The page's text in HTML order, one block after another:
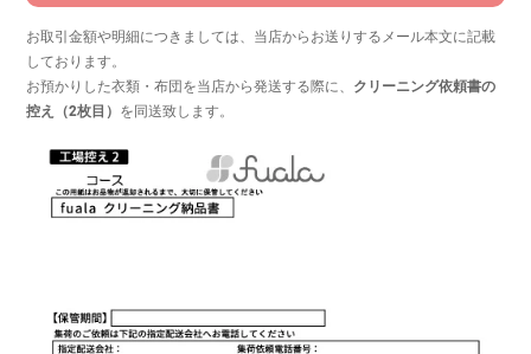
お取引金額や明細につきましては、当店からお送りするメール本文に記載
しております。
お預かりした衣類・布団を当店から発送する際に、 クリーニング依頼書の
控え（2枚目） を同送致します。